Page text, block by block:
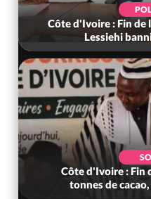
Côte d'Ivoire : Fin de
Lessiehi
Côte d'Ivoire : Fin
tonnes de